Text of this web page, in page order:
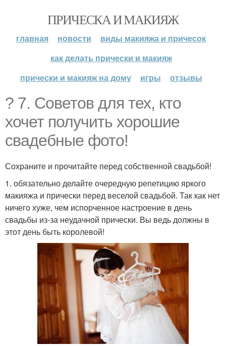
ПРИЧЕСКА И МАКИЯЖ
главная новости
виды макияжа и причесок
как делать прически и макияж
прически и макияж на дому
игры отзывы
? 7. Советов для тех, кто
хочет получить хорошие
свадебные фото!
Сохраните и прочитайте перед собственной свадьбой!
1. обязательно делайте очередную репетицию яркого
макияжа и прически перед веселой свадьбой. Так как нет
ничего хуже, чем испорченное настроение в день
свадьбы из-за неудачной прически. Вы ведь должны в
этот день быть королевой!